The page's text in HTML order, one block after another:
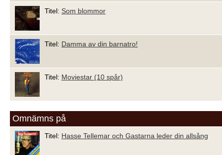
Titel: Som blommor
Titel: Damma av din barnatro!
Titel: Moviestar (10 spår)
Omnämns på
Titel: Hasse Tellemar och Gastarna leder din allsång